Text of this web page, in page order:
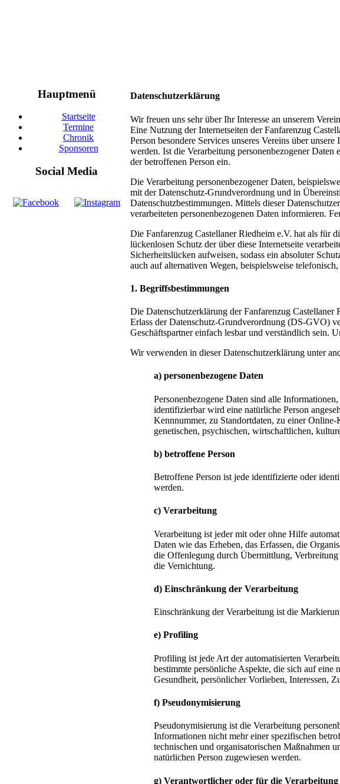
Hauptmenü
Startseite
Termine
Chronik
Sponsoren
Social Media
Datenschutzerklärung
Wir freuen uns sehr über Ihr Interesse an unserem
Eine Nutzung der Internetseiten der Fanfarenzug
Person besondere Services unseres Vereins über
werden. Ist die Verarbeitung personenbezogener
der betroffenen Person ein.
Die Verarbeitung personenbezogener Daten,
mit der Datenschutz-Grundverordnung und in
Datenschutzbestimmungen. Mittels dieser
verarbeiteten personenbezogenen Daten informieren.
Die Fanfarenzug Castellaner Riedheim e.V. hat als für
lückenlosen Schutz der über diese Internetseite
Sicherheitslücken aufweisen, sodass ein absoluter
auch auf alternativen Wegen, beispielsweise
1. Begriffsbestimmungen
Die Datenschutzerklärung der Fanfarenzug
Erlass der Datenschutz-Grundverordnung (DS-GVO)
Geschäftspartner einfach lesbar und verständlich sein.
Wir verwenden in dieser Datenschutzerklärung unter
a) personenbezogene Daten
Personenbezogene Daten sind alle
identifizierbar wird eine natürliche Person
Kennnummer, zu Standortdaten, zu einer
genetischen, psychischen, wirtschaftlichen,
b) betroffene Person
Betroffene Person ist jede identifizierte oder
werden.
c) Verarbeitung
Verarbeitung ist jeder mit oder ohne Hilfe
Daten wie das Erheben, das Erfassen, die
die Offenlegung durch Übermittlung,
die Vernichtung.
d) Einschränkung der Verarbeitung
Einschränkung der Verarbeitung ist die
e) Profiling
Profiling ist jede Art der automatisierten
bestimmte persönliche Aspekte, die sich auf
Gesundheit, persönlicher Vorlieben, Interessen,
f) Pseudonymisierung
Pseudonymisierung ist die Verarbeitung
Informationen nicht mehr einer spezifischen
technischen und organisatorischen Maßnahmen
natürlichen Person zugewiesen werden.
g) Verantwortlicher oder für die